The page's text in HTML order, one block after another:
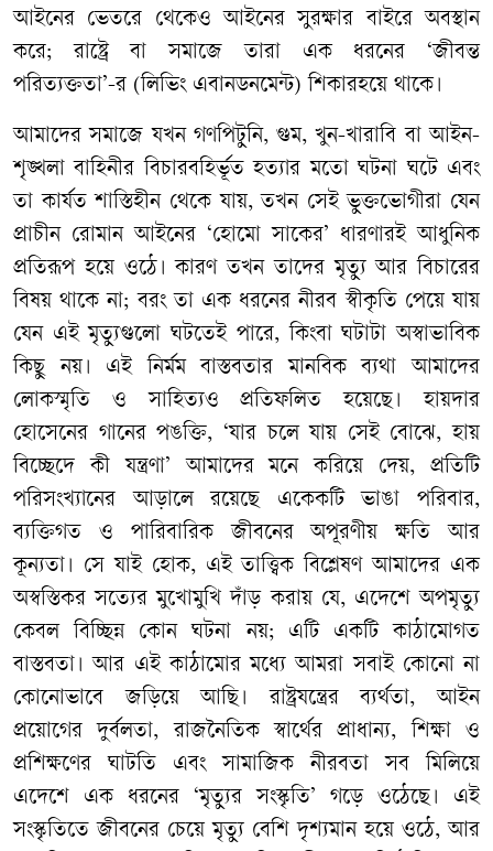
আইনের ভেতরে থেকেও আইনের সুরক্ষার বাইরে অবস্থান
করে; রাষ্ট্রে বা সমাজে তারা এক ধরনের ‘জীবন্ত
পরিত্যক্ততা’-র (লিভিং এবানডনমেন্ট) শিকারহয়ে থাকে।
আমাদের সমাজে যখন গণপিটুনি, গুম, খুন-খারাবি বা আইন-
শৃঙ্খলা বাহিনীর বিচারবহির্ভূত হত্যার মতো ঘটনা ঘটে এবং
তা কার্যত শাস্তিহীন থেকে যায়, তখন সেই ভুক্তভোগীরা যেন
প্রাচীন রোমান আইনের ‘হোমো সাকের’ ধারণারই আধুনিক
প্রতিরূপ হয়ে ওঠে। কারণ তখন তাদের মৃত্যু আর বিচারের
বিষয় থাকে না; বরং তা এক ধরনের নীরব স্বীকৃতি পেয়ে যায়
যেন এই মৃত্যুগুলো ঘটতেই পারে, কিংবা ঘটাটা অস্বাভাবিক
কিছু নয়। এই নির্মম বাস্তবতার মানবিক ব্যথা আমাদের
লোকস্মৃতি ও সাহিত্যও প্রতিফলিত হয়েছে। হায়দার
হোসেনের গানের পঙক্তি, ‘যার চলে যায় সেই বোঝে, হায়
বিচ্ছেদে কী যন্ত্রণা’ আমাদের মনে করিয়ে দেয়, প্রতিটি
পরিসংখ্যানের আড়ালে রয়েছে একেকটি ভাঙা পরিবার,
ব্যক্তিগত ও পারিবারিক জীবনের অপূরণীয় ক্ষতি আর
কূন্যতা। সে যাই হোক, এই তাত্ত্বিক বিশ্লেষণ আমাদের এক
অস্বস্তিকর সত্যের মুখোমুখি দাঁড় করায় যে, এদেশে অপমৃত্যু
কেবল বিচ্ছিন্ন কোন ঘটনা নয়; এটি একটি কাঠামোগত
বাস্তবতা। আর এই কাঠামোর মধ্যে আমরা সবাই কোনো না
কোনোভাবে জড়িয়ে আছি। রাষ্ট্রযন্ত্রের ব্যর্থতা, আইন
প্রয়োগের দুর্বলতা, রাজনৈতিক স্বার্থের প্রাধান্য, শিক্ষা ও
প্রশিক্ষণের ঘাটতি এবং সামাজিক নীরবতা সব মিলিয়ে
এদেশে এক ধরনের ‘মৃত্যুর সংস্কৃতি’ গড়ে ওঠেছে। এই
সংস্কৃতিতে জীবনের চেয়ে মৃত্যু বেশি দৃশ্যমান হয়ে ওঠে, আর